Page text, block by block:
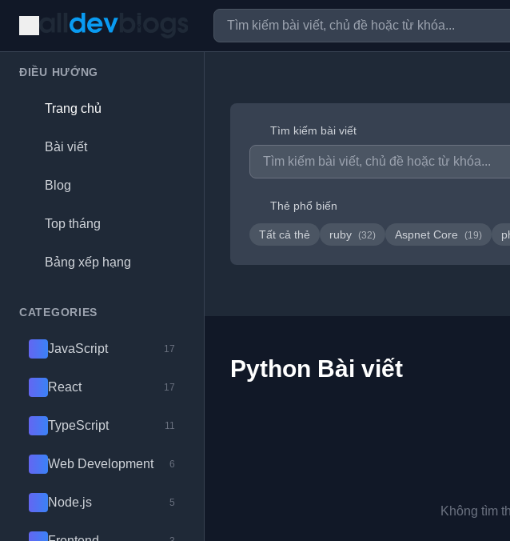
ĐIỀU HƯỚNG
Trang chủ
Bài viết
Blog
Top tháng
Bảng xếp hạng
CATEGORIES
JavaScript 17
React 17
TypeScript 11
Web Development 6
Node.js 5
Tìm kiếm bài viết
Thẻ phổ biến
Tất cả thẻ ruby (32) Aspnet Core (19)
Python Bài viết
Không tìm